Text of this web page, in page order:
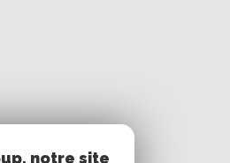
notre site